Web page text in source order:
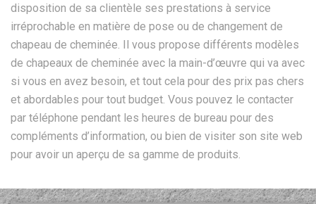
disposition de sa clientèle ses prestations à service
irréprochable en matière de pose ou de changement de
chapeau de cheminée. Il vous propose différents modèles
de chapeaux de cheminée avec la main-d’œuvre qui va avec
si vous en avez besoin, et tout cela pour des prix pas chers
et abordables pour tout budget. Vous pouvez le contacter
par téléphone pendant les heures de bureau pour des
compléments d’information, ou bien de visiter son site web
pour avoir un aperçu de sa gamme de produits.